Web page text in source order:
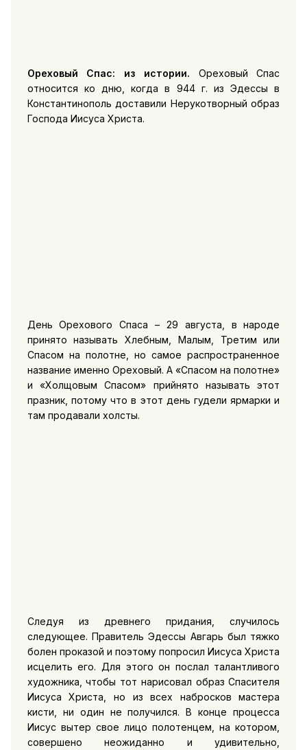
Ореховый Спас: из истории. Ореховый Спас
относится ко дню, когда в 944 г. из Эдессы в
Константинополь доставили Нерукотворный образ
Господа Иисуса Христа.
День Орехового Спаса – 29 августа, в народе
принято называть Хлебным, Малым, Третим или
Спасом на полотне, но самое распространенное
название именно Ореховый. А «Спасом на полотне»
и «Холщовым Спасом» прийнято называть этот
празник, потому что в этот день гудели ярмарки и
там продавали холсты.
Следуя из древнего придания, случилось
следующее. Правитель Эдессы Авгарь был тяжко
болен проказой и поэтому попросил Иисуса Христа
исцелить его. Для этого он послал талантливого
художника, чтобы тот нарисовал образ Спасителя
Иисуса Христа, но из всех набросков мастера
кисти, ни один не получился. В конце процесса
Иисус вытер свое лицо полотенцем, на котором,
совершено неожиданно и удивительно,